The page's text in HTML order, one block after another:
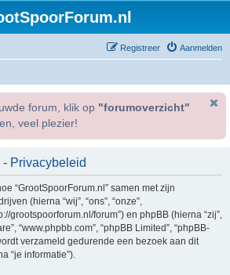
Aanmelden
Registreer
forum, klik op "forumoverzicht"
veel plezier!
Privacybeleid
“GrootSpoorForum.nl” samen met zijn
(hierna “wij”, “ons”, “onze”,
grootspoorforum.nl/forum”) en phpBB (hierna “zij”,
“www.phpbb.com”, “phpBB Limited”, “phpBB-
verzameld gedurende een bezoek aan dit
“je informatie”).